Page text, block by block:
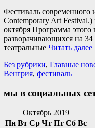
Фестиваль современного
Contemporary Art
октября Программа этого
разворачивающихся на
театральные Читать
Категории
Без рубрики, Главные
Венгрия, фестиваль
мы в социальных
Facebook
Twitter
Instagram
VKontakte
ТелефонОктябрь 2019
Пн Вт Ср Чт Пт Сб Вс